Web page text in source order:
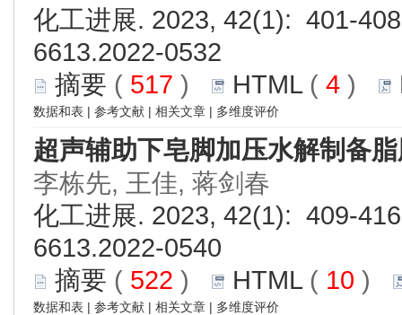
化工进展. 2023, 42(1): 401-
6613.2022-0532
摘要 ( 517 ) HTML( 4 )
数据和表 | 参考文献 | 相关文章 | 多维度评价
超声辅助下皂脚加压水解制备
李栋先, 王佳, 蒋剑春
化工进展. 2023, 42(1): 409-
6613.2022-0540
摘要 ( 522 ) HTML( 10 )
数据和表 | 参考文献 | 相关文章 | 多维度评价